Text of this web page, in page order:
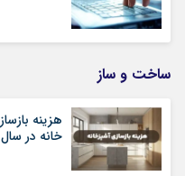
ساخت و ساز
خانه در سال ۹۵ شد